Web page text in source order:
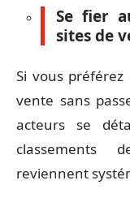
Se fier
sites de
Si vous
vente sans
acteurs se
classements
reviennent